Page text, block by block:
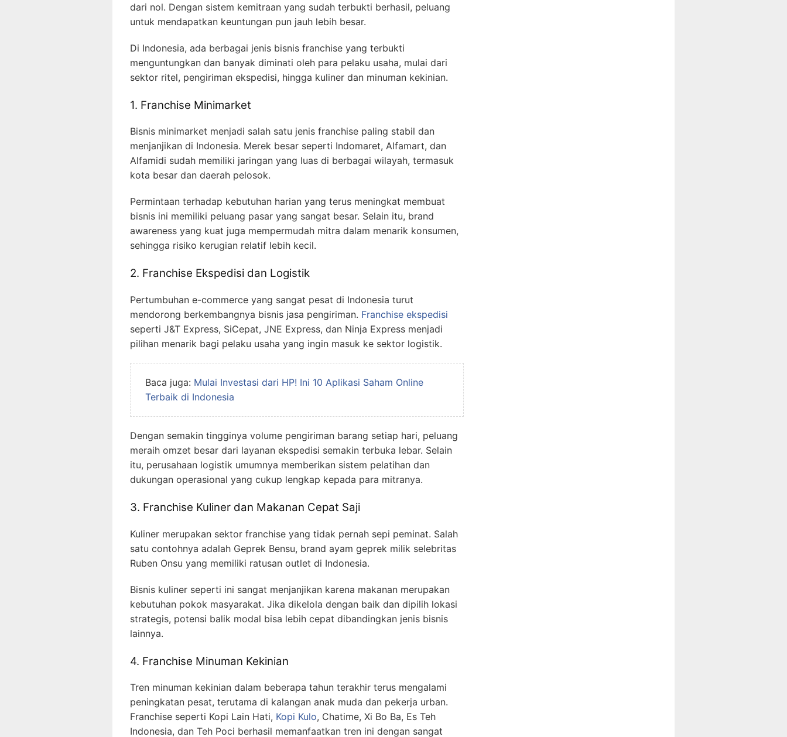
dari nol. Dengan sistem kemitraan yang sudah terbukti berhasil, peluang
untuk mendapatkan keuntungan pun jauh lebih besar.
Di Indonesia, ada berbagai jenis bisnis franchise yang terbukti
menguntungkan dan banyak diminati oleh para pelaku usaha, mulai dari
sektor ritel, pengiriman ekspedisi, hingga kuliner dan minuman kekinian.
1. Franchise Minimarket
Bisnis minimarket menjadi salah satu jenis franchise paling stabil dan
menjanjikan di Indonesia. Merek besar seperti Indomaret, Alfamart, dan
Alfamidi sudah memiliki jaringan yang luas di berbagai wilayah, termasuk
kota besar dan daerah pelosok.
Permintaan terhadap kebutuhan harian yang terus meningkat membuat
bisnis ini memiliki peluang pasar yang sangat besar. Selain itu, brand
awareness yang kuat juga mempermudah mitra dalam menarik konsumen,
sehingga risiko kerugian relatif lebih kecil.
2. Franchise Ekspedisi dan Logistik
Pertumbuhan e-commerce yang sangat pesat di Indonesia turut
mendorong berkembangnya bisnis jasa pengiriman. Franchise ekspedisi
seperti J&T Express, SiCepat, JNE Express, dan Ninja Express menjadi
pilihan menarik bagi pelaku usaha yang ingin masuk ke sektor logistik.
Baca juga: Mulai Investasi dari HP! Ini 10 Aplikasi Saham Online
Terbaik di Indonesia
Dengan semakin tingginya volume pengiriman barang setiap hari, peluang
meraih omzet besar dari layanan ekspedisi semakin terbuka lebar. Selain
itu, perusahaan logistik umumnya memberikan sistem pelatihan dan
dukungan operasional yang cukup lengkap kepada para mitranya.
3. Franchise Kuliner dan Makanan Cepat Saji
Kuliner merupakan sektor franchise yang tidak pernah sepi peminat. Salah
satu contohnya adalah Geprek Bensu, brand ayam geprek milik selebritas
Ruben Onsu yang memiliki ratusan outlet di Indonesia.
Bisnis kuliner seperti ini sangat menjanjikan karena makanan merupakan
kebutuhan pokok masyarakat. Jika dikelola dengan baik dan dipilih lokasi
strategis, potensi balik modal bisa lebih cepat dibandingkan jenis bisnis
lainnya.
4. Franchise Minuman Kekinian
Tren minuman kekinian dalam beberapa tahun terakhir terus mengalami
peningkatan pesat, terutama di kalangan anak muda dan pekerja urban.
Franchise seperti Kopi Lain Hati, Kopi Kulo, Chatime, Xi Bo Ba, Es Teh
Indonesia, dan Teh Poci berhasil memanfaatkan tren ini dengan sangat